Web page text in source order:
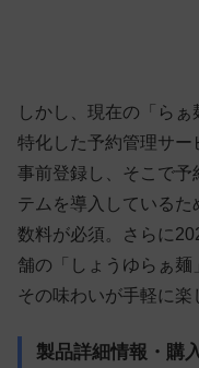
しかし、現在の「ら
特化した予約管理サー
事前登録し、そこで予
テムを導入している
数料が必須。さらに
舗の「しょうゆらぁ麺
その味わいが手軽に
製品詳細情報・購